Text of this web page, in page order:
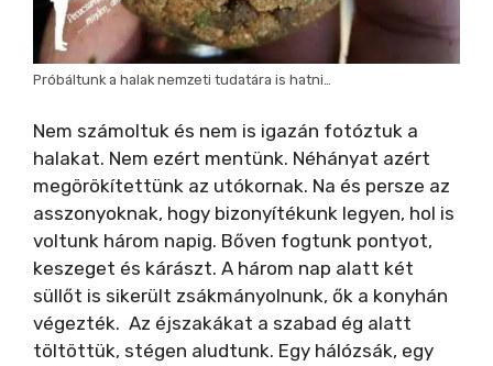
Próbáltunk a halak nemzeti tudatára is hatni…
Nem számoltuk és nem is igazán fotóztuk a
halakat. Nem ezért mentünk. Néhányat azért
megörökítettünk az utókornak. Na és persze az
asszonyoknak, hogy bizonyítékunk legyen, hol is
voltunk három napig. Bőven fogtunk pontyot,
keszeget és kárászt. A három nap alatt két
süllőt is sikerült zsákmányolnunk, ők a konyhán
végezték. Az éjszakákat a szabad ég alatt
töltöttük, stégen aludtunk. Egy hálózsák, egy